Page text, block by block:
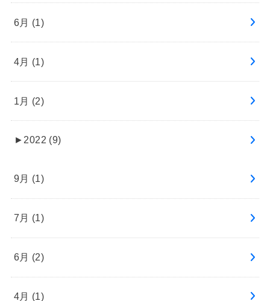
6月 (1)
4月 (1)
1月 (2)
► 2022 (9)
9月 (1)
7月 (1)
6月 (2)
4月 (1)